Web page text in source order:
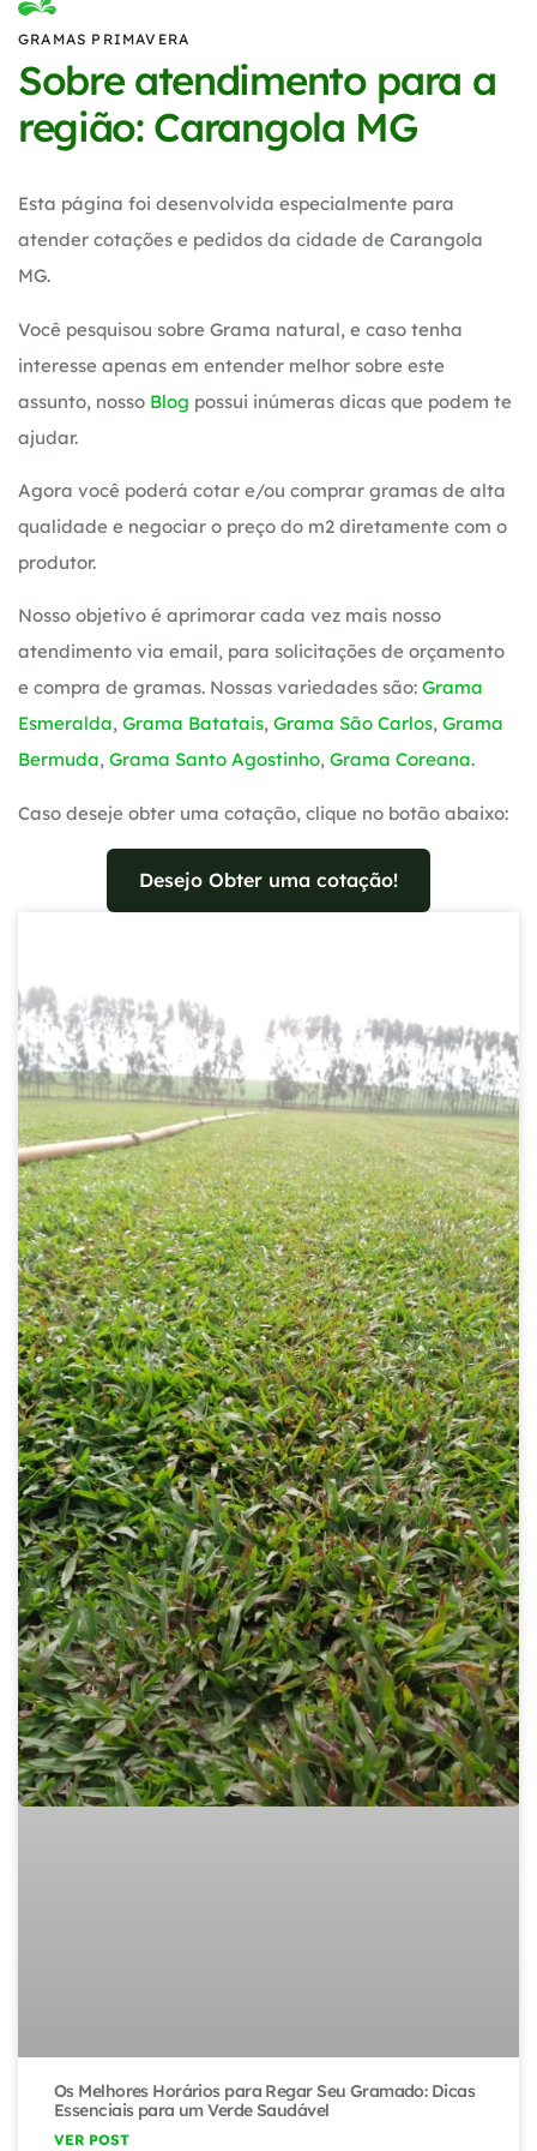
GRAMAS PRIMAVERA
Sobre atendimento para a
região: Carangola MG
Esta página foi desenvolvida especialmente para
atender cotações e pedidos da cidade de Carangola
MG.
Você pesquisou sobre Grama natural, e caso tenha
interesse apenas em entender melhor sobre este
assunto, nosso Blog possui inúmeras dicas que podem te
ajudar.
Agora você poderá cotar e/ou comprar gramas de alta
qualidade e negociar o preço do m2 diretamente com o
produtor.
Nosso objetivo é aprimorar cada vez mais nosso
atendimento via email, para solicitações de orçamento
e compra de gramas. Nossas variedades são: Grama
Esmeralda, Grama Batatais, Grama São Carlos, Grama
Bermuda, Grama Santo Agostinho, Grama Coreana.
Caso deseje obter uma cotação, clique no botão abaixo:
Desejo Obter uma cotação!
Os Melhores Horários para Regar Seu Gramado: Dicas
Essenciais para um Verde Saudável
VER POST